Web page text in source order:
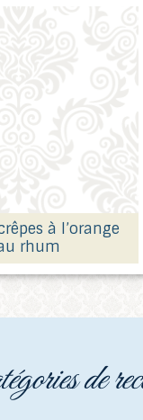
à l’orange
rhum
de